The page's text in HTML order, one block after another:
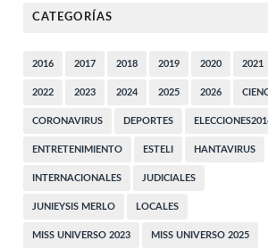
CATEGORÍAS
2016 2017 2018 2019 2020 2021
2022 2023 2024 2025 2026
CORONAVIRUS DEPORTES
ENTRETENIMIENTO ESTELI HANTAVIRUS
INTERNACIONALES JUDICIALES
JUNIEYSIS MERLO LOCALES
MISS UNIVERSO 2023 MISS UNIVERSO 2025